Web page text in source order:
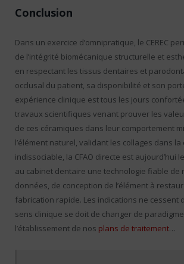
Conclusion
Dans un exercice d’omnipratique, le CEREC
de l’intégrité biomécanique structurelle et
en respectant les tissus dentaires et
occlusal du patient, sa disponibilité et son
expérience clinique est tous les jours
travaux scientifiques venant prouver les
de ces céramiques dans leur comportement
l’élément naturel, validant les collages dans
indissociable, la CFAO directe est aujourd’hui
au cabinet dentaire une technologie fiable de
données, de conception de l’élément à
fabrication rapide. Les indications ne cessent
sens clinique se doit de changer de
l’établissement de nos plans de traitement…